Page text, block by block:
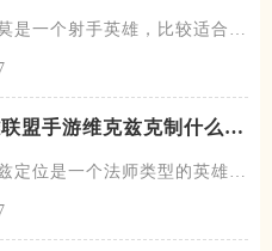
是一个射手英雄，比较适合走
盟手游维克兹克制什么英
定位是一个法师类型的英雄，